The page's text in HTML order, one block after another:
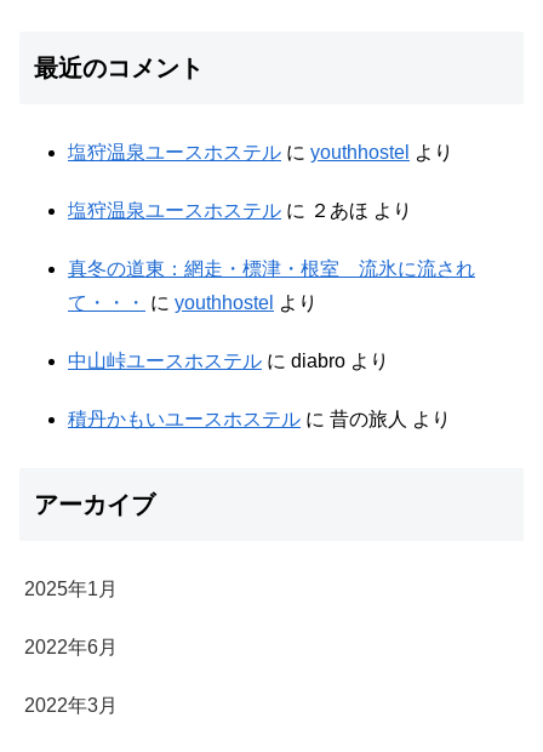
最近のコメント
塩狩温泉ユースホステル に youthhostel より
塩狩温泉ユースホステル に ２あほ より
真冬の道東：網走・標津・根室 流氷に流され
て・・・
に youthhostel より
中山峠ユースホステル に diabro より
積丹かもいユースホステル に 昔の旅人 より
アーカイブ
2025年1月
2022年6月
2022年3月